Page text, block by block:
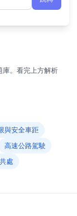
庫。看完上方解析
與安全車距
高速公路駕駛
處